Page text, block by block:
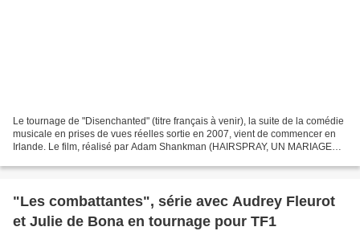
Le tournage de "Disenchanted" (titre français à venir), la suite de la comédie
musicale en prises de vues réelles sortie en 2007, vient de commencer en
Irlande. Le film, réalisé par Adam Shankman (HAIRSPRAY, UN MARIAGE
"Les combattantes", série avec Audrey Fleurot
et Julie de Bona en tournage pour TF1